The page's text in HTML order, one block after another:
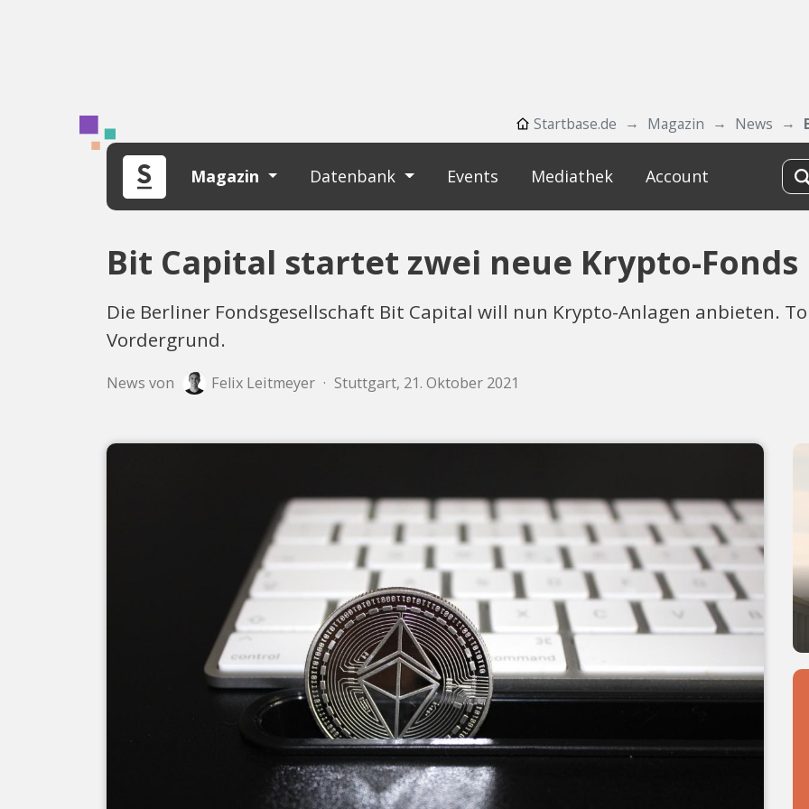
Startbase.de Magazin News
Magazin Datenbank Events Mediathek Account
Bit Capital startet zwei neue Krypto-Fonds
Die Berliner Fondsgesellschaft Bit Capital will nun Krypto-Anlagen anbieten.
Vordergrund.
News von Felix Leitmeyer · Stuttgart, 21. Oktober 2021